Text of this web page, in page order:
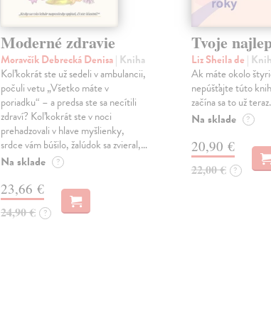
Moderné zdravie
Moravčík Debrecká Denisa| Kniha
Koľkokrát ste už sedeli v ambulancii,
počuli vetu „Všetko máte v
poriadku“ – a predsa ste sa necítili
zdraví? Koľkokrát ste v noci
prehadzovali v hlave myšlienky,
srdce vám búšilo, žalúdok sa zvieral,…
Na sklade ?
23,66 €
24,90 € ?
Tvoje
Liz Sheila de |
Ak máte okolo
nepúšťajte túto
začína sa to už teraz.
Na sklade ?
20,90 €
22,00 € ?